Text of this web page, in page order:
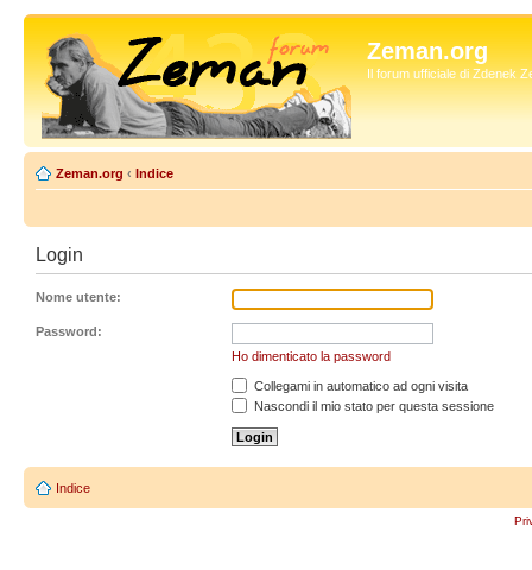
Zeman.org
Il forum ufficiale di Zdenek
Zeman.org ‹ Indice
Login
Nome utente:
Password:
Ho dimenticato la password
Collegami in automatico ad ogni visita
Nascondi il mio stato per questa sessione
Indice